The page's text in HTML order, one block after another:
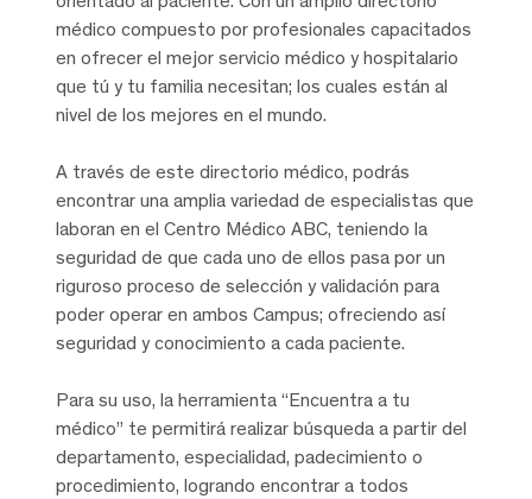
médico compuesto por profesionales capacitados
en ofrecer el mejor servicio médico y hospitalario
que tú y tu familia necesitan; los cuales están al
nivel de los mejores en el mundo.
A través de este directorio médico, podrás
encontrar una amplia variedad de especialistas que
laboran en el Centro Médico ABC, teniendo la
seguridad de que cada uno de ellos pasa por un
riguroso proceso de selección y validación para
poder operar en ambos Campus; ofreciendo así
seguridad y conocimiento a cada paciente.
Para su uso, la herramienta “Encuentra a tu
médico” te permitirá realizar búsqueda a partir del
departamento, especialidad, padecimiento o
procedimiento, logrando encontrar a todos